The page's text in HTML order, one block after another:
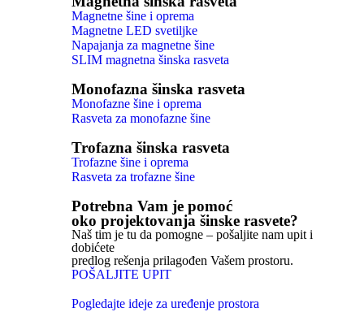
Magnetne šine i oprema
Magnetne LED svetiljke
Napajanja za magnetne šine
SLIM magnetna šinska rasveta
Monofazna šinska rasveta
Monofazne šine i oprema
Rasveta za monofazne šine
Trofazna šinska rasveta
Trofazne šine i oprema
Rasveta za trofazne šine
Potrebna Vam je pomoć
oko projektovanja šinske rasvete?
Naš tim je tu da pomogne – pošaljite nam upit i
dobićete
predlog rešenja prilagođen Vašem prostoru.
POŠALJITE UPIT
Pogledajte ideje za uređenje prostora